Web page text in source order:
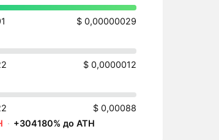
$ 0,00000029
$ 0,0000012
$ 0,00088
· +304180% до ATH